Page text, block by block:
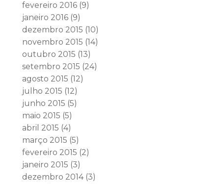
fevereiro 2016(9)
janeiro 2016(9)
dezembro 2015 (10)
novembro 2015 (14)
outubro 2015 (13)
setembro 2015 (24)
agosto 2015 (12)
julho 2015 (12)
junho 2015 (5)
maio 2015 (5)
abril 2015 (4)
março 2015 (5)
fevereiro 2015 (2)
janeiro 2015 (3)
dezembro 2014(3)